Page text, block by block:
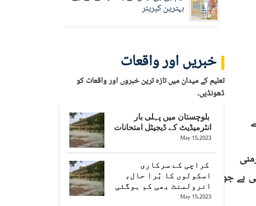
جو ایمسٹرڈیم میں اوٹو کے کاروبار کے لیے
بہترین کیریئر
خبریں اور واقعات
تعلیم کے میدان میں تازہ ترین خبروں اور واقعات کو
ڈھونڈیں۔
بلوچستان میں پہلی بار
انٹرمیڈیٹ کے ڈیجیٹل امتحانات
May 15,2023
کراچی کے سرکاری
اسکولوں کا بُرا حال،
انرولمنٹ بھی کم ہوگئی
May 15,2023